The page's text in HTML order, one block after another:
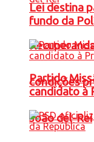
condições
João del-Rei
Lei destina
fundo da
Partido
candidato à